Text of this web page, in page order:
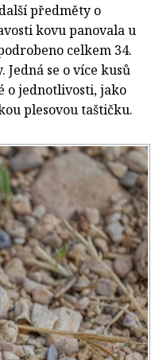
předměty o
kovu panovala u
celkem 34.
se o více kusů
o jednotlivosti, jako
plesovou taštičku.